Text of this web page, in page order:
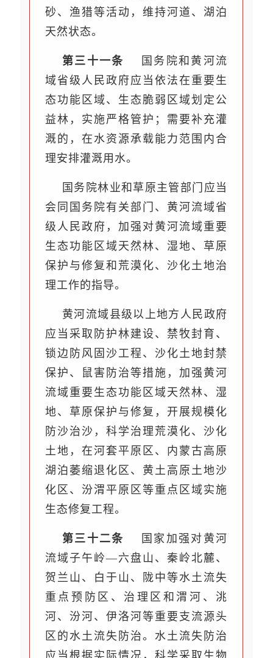
砂、渔猎等活动，维持河道、湖泊
天然状态。
第三十一条
国务院和黄河流
域省级人民政府应当依法在重要生
态功能区域、生态脆弱区域划定公
益林，实施严格管护；需要补充灌
溉的，在水资源承载能力范围内合
理安排灌溉用水。
国务院林业和草原主管部门应当
会同国务院有关部门、黄河流域省
级人民政府，加强对黄河流域重要
生态功能区域天然林、湿地、草原
保护与修复和荒漠化、沙化土地治
理工作的指导。
黄河流域县级以上地方人民政府
应当采取防护林建设、禁牧封育、
锁边防风固沙工程、沙化土地封禁
保护、鼠害防治等措施，加强黄河
流域重要生态功能区域天然林、湿
地、草原保护与修复，开展规模化
防沙治沙，科学治理荒漠化、沙化
土地，在河套平原区、内蒙古高原
湖泊萎缩退化区、黄土高原土地沙
化区、汾渭平原区等重点区域实施
生态修复工程。
第三十二条
国家加强对黄河
流域子午岭—六盘山、秦岭北麓、
贺兰山、白于山、陇中等水土流失
重点预防区、治理区和渭河、洮
河、汾河、伊洛河等重要支流源头
区的水土流失防治。水土流失防治